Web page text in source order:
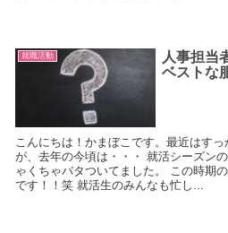
就職活動
人事担当
ベストな
こんにちは！かまぼこです。最近はす
が、去年の今頃は・・・ 就活シーズン
ゃくちゃバタついてました。 この時期
です！！笑 就活生のみんなも忙し...